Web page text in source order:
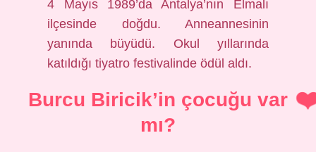
4 Mayıs 1989’da Antalya’nın Elmalı
ilçesinde doğdu. Anneannesinin
yanında büyüdü. Okul yıllarında
katıldığı tiyatro festivalinde ödül aldı.
Burcu Biricik’in çocuğu var
mı?